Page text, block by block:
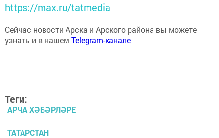
https://max.ru/tatmedia
Сейчас новости Арска и Арского района вы можете
узнать и в нашем Telegram-канале
Теги:
АРЧА ХӘБӘРЛӘРЕ
ТАТАРСТАН